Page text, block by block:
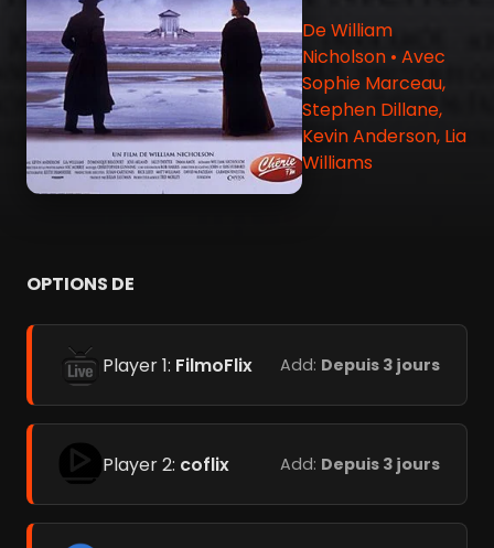
De William
Nicholson • Avec
Sophie Marceau,
Stephen Dillane,
Kevin Anderson, Lia
Williams
OPTIONS DE
Player 1: FilmoFlix Add: Depuis 3 jours
Player 2: coflix Add: Depuis 3 jours